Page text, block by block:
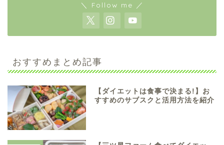
＼ Follow me ／
おすすめまとめ記事
【ダイエットは食事で決まる!】お
すすめのサブスクと活用方法を紹介